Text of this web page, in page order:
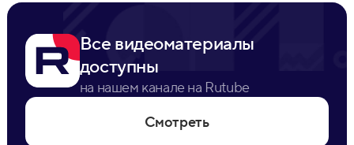
Все видеоматериалы
доступны
на нашем канале на Rutube
Смотреть